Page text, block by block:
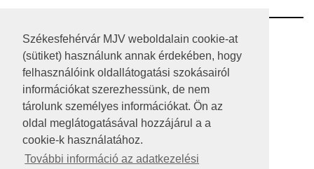
Székesfehérvár MJV weboldalain cookie-at
(sütiket) használunk annak érdekében, hogy
felhasználóink oldallátogatási szokásairól
információkat szerezhessünk, de nem
tárolunk személyes információkat. Ön az
oldal meglátogatásával hozzájárul a a
cookie-k használatához.
További információ az adatkezelési
RSS
A HONLAP 2017.03.31-I ÁLLAPOTA
JOGI NYILATKOZAT
IMPRESSZUM